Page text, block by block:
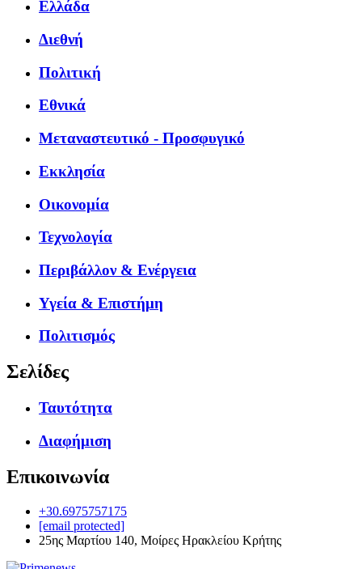
Ελλάδα
Διεθνή
Πολιτική
Εθνικά
Μεταναστευτικό - Προσφυγικό
Εκκλησία
Οικονομία
Τεχνολογία
Περιβάλλον & Ενέργεια
Υγεία & Επιστήμη
Πολιτισμός
Σελίδες
Ταυτότητα
Διαφήμιση
Επικοινωνία
+30.6975757175
[email protected]
25ης Μαρτίου 140, Μοίρες Ηρακλείου Κρήτης